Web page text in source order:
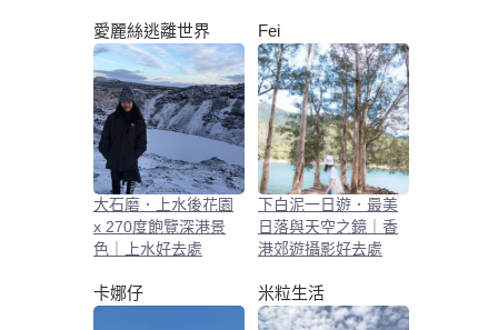
愛麗絲逃離世界
大石磨．上水後花園
x 270度飽覽深港景
色｜上水好去處
Fei
下白泥一日遊．最美
日落與天空之鏡｜香
港郊遊攝影好去處
卡娜仔 米粒生活